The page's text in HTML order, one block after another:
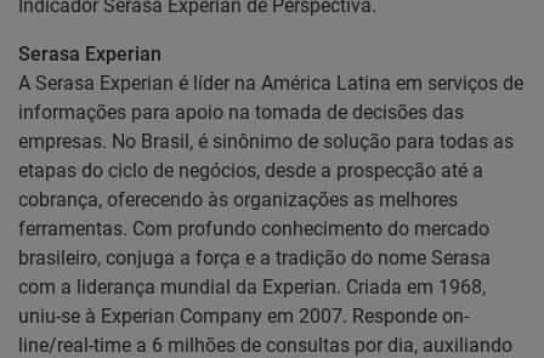
Indicador Serasa Experian de Perspectiva.
Serasa Experian
A Serasa Experian é líder na América Latina em serviços de
informações para apoio na tomada de decisões das
empresas. No Brasil, é sinônimo de solução para todas as
etapas do ciclo de negócios, desde a prospecção até a
cobrança, oferecendo às organizações as melhores
ferramentas. Com profundo conhecimento do mercado
brasileiro, conjuga a força e a tradição do nome Serasa
com a liderança mundial da Experian. Criada em 1968,
uniu-se à Experian Company em 2007. Responde on-
line/real-time a 6 milhões de consultas por dia, auxiliando